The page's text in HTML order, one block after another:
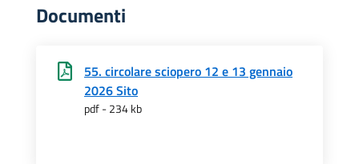
Documenti
55. circolare sciopero 12 e 13 gennaio
2026 Sito
pdf - 234 kb